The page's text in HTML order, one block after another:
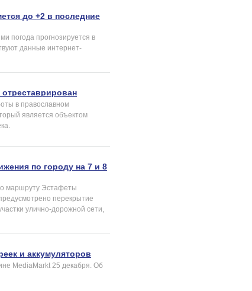
до +2 в последние
погода прогнозируется в
данные интернет-
в православном
является объектом
по городу на 7 и 8
маршруту Эстафеты
перекрытие
улично-дорожной сети,
и аккумуляторов
MediaMarkt 25 декабря. Об